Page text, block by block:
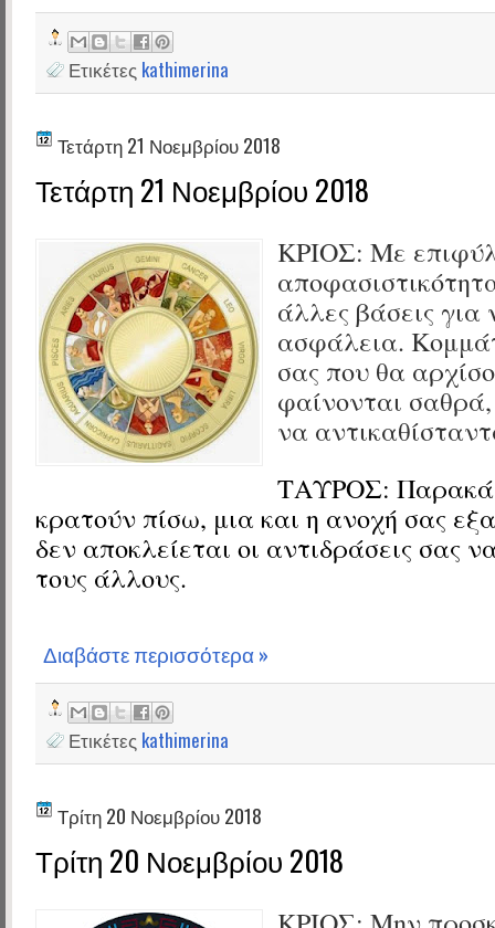
Ετικέτες kathimerina
Τετάρτη 21 Νοεμβρίου 2018
Τετάρτη 21 Νοεμβρίου 2018
ΚΡΙΟΣ: Με
άλλες βάσεις
ασφάλεια.
σας που θα
φαίνονται
να
ΤΑΥΡΟΣ:
κρατούν πίσω, μια και η ανοχή σας
δεν αποκλείεται οι αντιδράσεις σας
τους άλλους.
Διαβάστε περισσότερα »
Ετικέτες kathimerina
Τρίτη 20 Νοεμβρίου 2018
Τρίτη 20 Νοεμβρίου 2018